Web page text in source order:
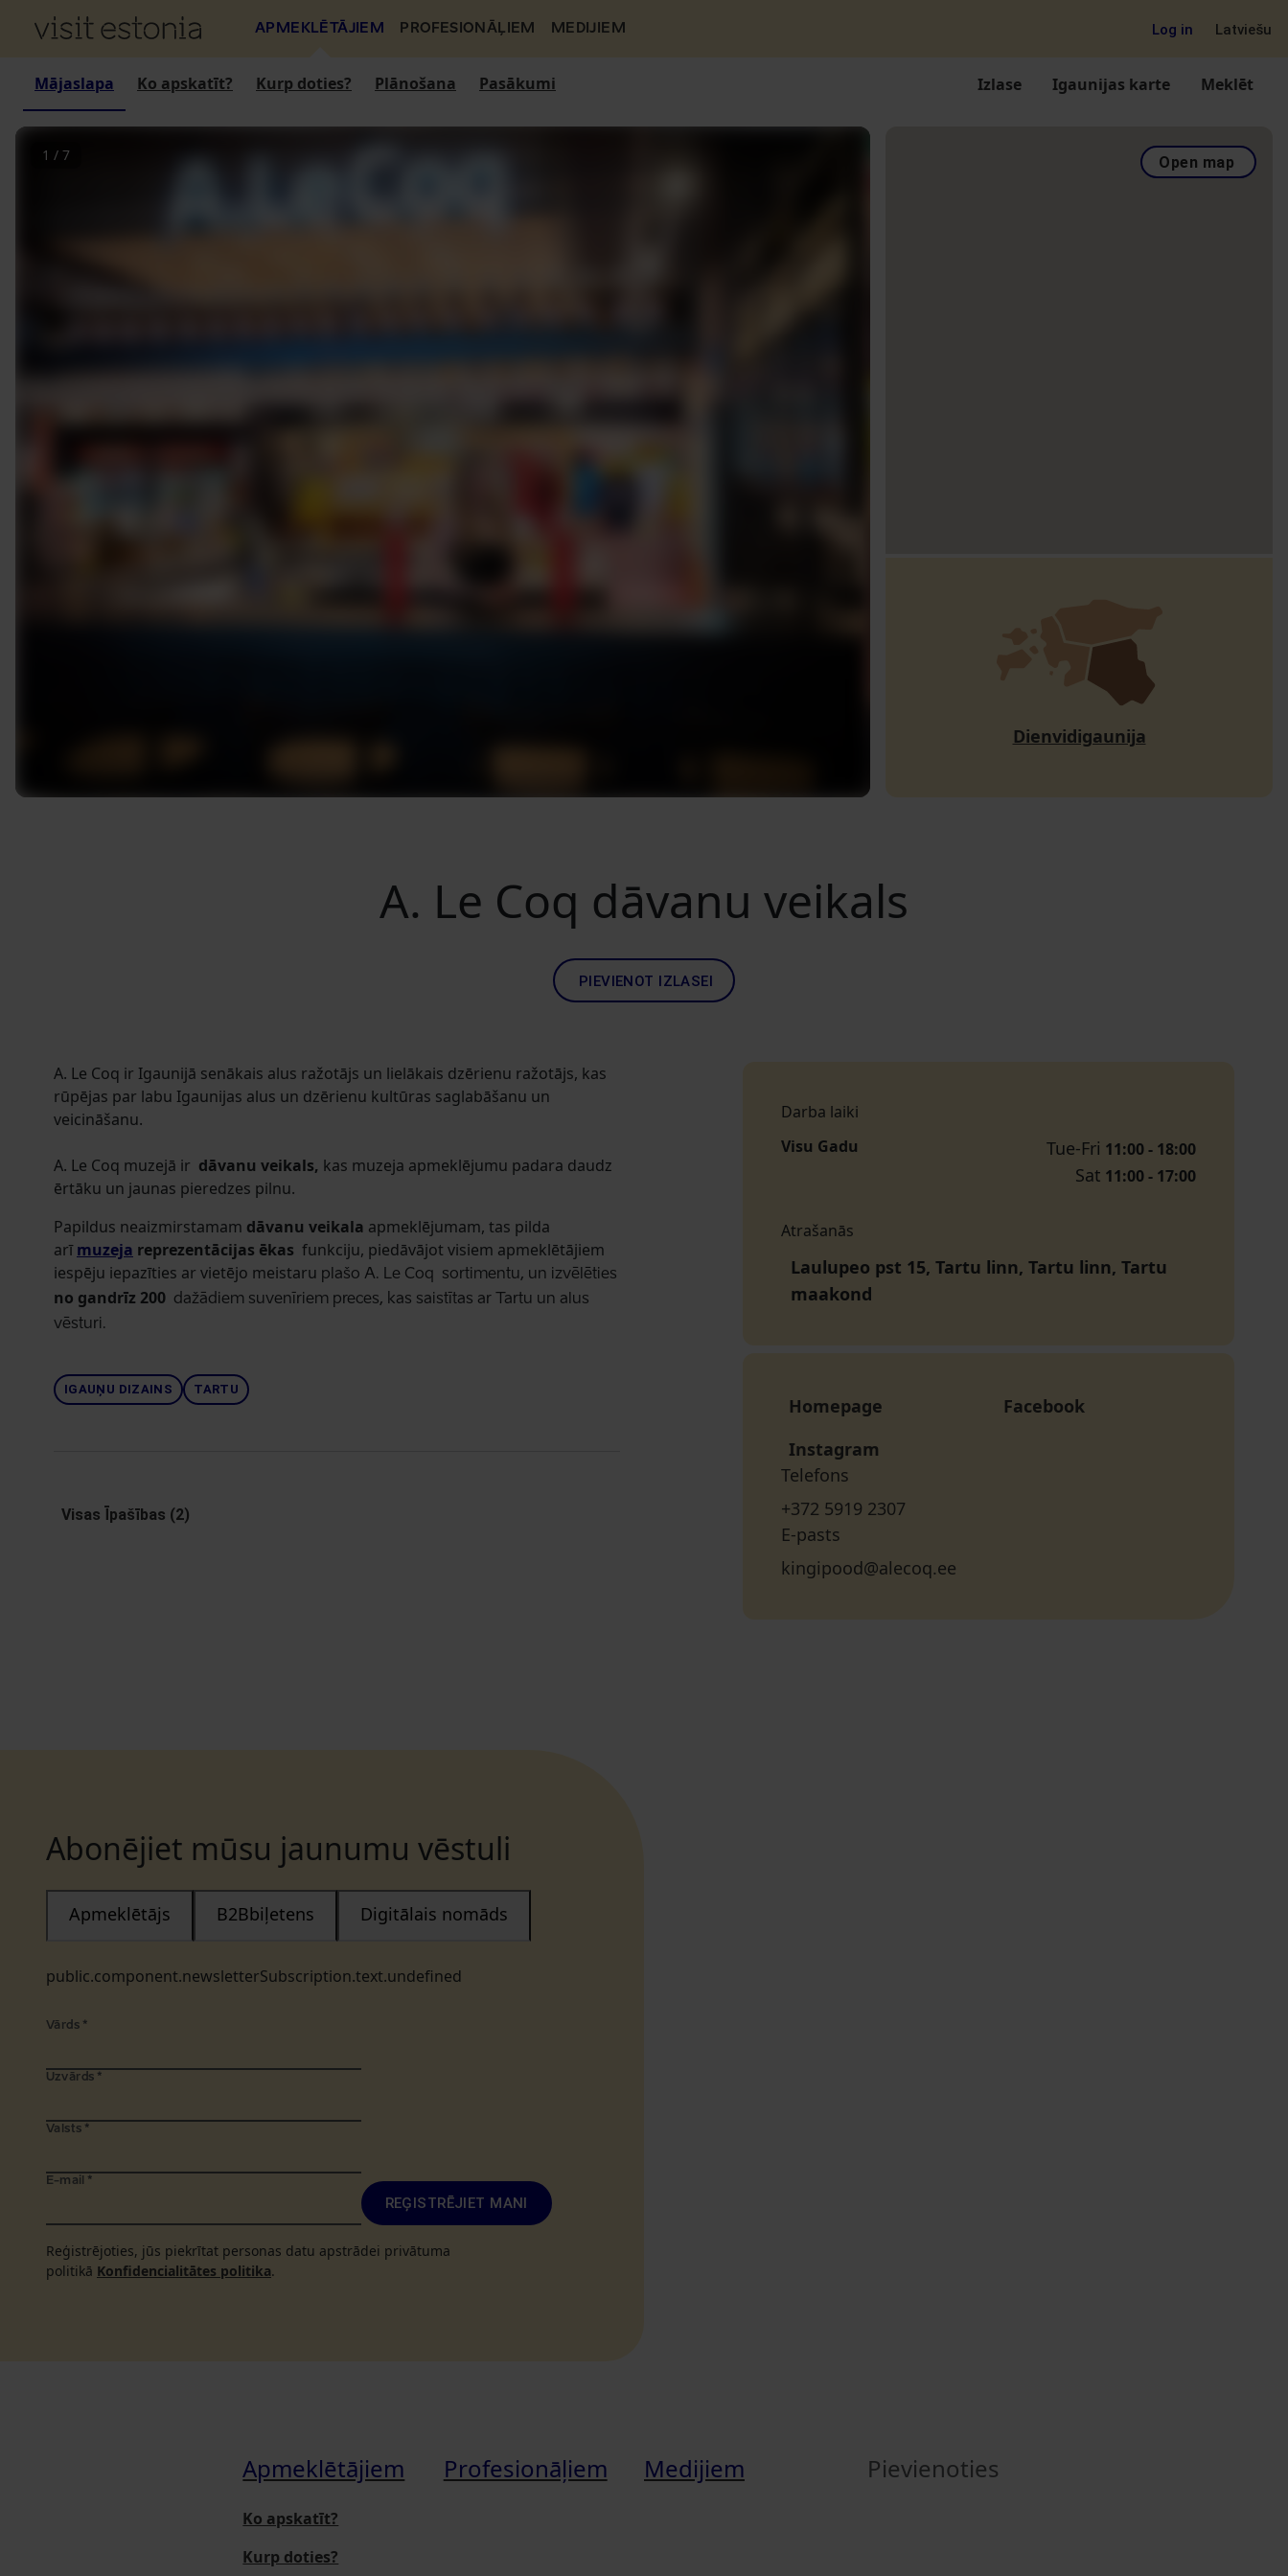
APMEKLĒTĀJIEM PROFESIONĀĻIEM MEDIJIEM Log in Latviešu
Mājaslapa Ko apskatīt? Kurp doties? Plānošana Pasākumi Izlase Igaunijas karte Meklēt
1 / 7 Open map
Dienvidigaunija
A. Le Coq dāvanu veikals
PIEVIENOT IZLASEI
A. Le Coq ir Igaunijā senākais alus ražotājs un lielākais dzērienu ražotājs, kas
rūpējas par labu Igaunijas alus un dzērienu kultūras saglabāšanu un
veicināšanu.
A. Le Coq muzejā ir dāvanu veikals, kas muzeja apmeklējumu padara daudz
ērtāku un jaunas pieredzes pilnu.
Papildus neaizmirstamam dāvanu veikala apmeklējumam, tas pilda
arīmuzeja reprezentācijas ēkas funkciju, piedāvājot visiem apmeklētājiem
iespēju iepazīties ar vietējo meistaru plašo A. Le Coq sortimentu, un izvēlēties
no gandrīz 200 dažādiem suvenīriem preces, kas saistītas ar Tartu un alus
vēsturi.
IGAUŅU DIZAINS TARTU
Visas Īpašības (2)
Darba laiki
Visu Gadu
Tue-Fri 11:00 - 18:00
Sat 11:00 - 17:00
Atrašanās
Laulupeo pst 15, Tartu linn, Tartu linn, Tartu
maakond
Homepage
Facebook
Instagram
Telefons
+372 5919 2307
E-pasts
kingipood@alecoq.ee
Abonējiet mūsu jaunumu vēstuli
public.component.newsletterSubscription.text.undefined
Apmeklētājs B2Bbiļetens Digitālais nomāds
Vārds *
Uzvārds *
Valsts *
E-mail *
REĢISTRĒJIET MANI
Reģistrējoties, jūs piekrītat personas datu apstrādei privātuma
politikā Konfidencialitātes politika.
Apmeklētājiem
Ko apskatīt?
Kurp doties?
Profesionāļiem Medijiem Pievienoties